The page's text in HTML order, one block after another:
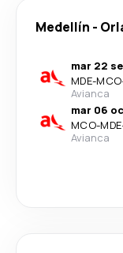
Medellín -
mar 22
MDE-MCO·
Avianca
mar 06
MCO-MDE·
Avianca